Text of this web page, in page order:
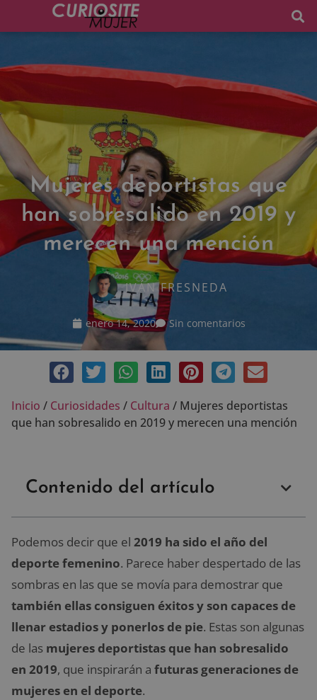
Mujeres deportistas que
han sobresalido en 2019 y
merecen una mención
IVÁN FRESNEDA
enero 14, 2020 Sin comentarios
Inicio / Curiosidades / Cultura / Mujeres deportistas
que han sobresalido en 2019 y merecen una mención
Contenido del artículo
Podemos decir que el 2019 ha sido el año del
deporte femenino. Parece haber despertado de las
sombras en las que se movía para demostrar que
también ellas consiguen éxitos y son capaces de
llenar estadios y ponerlos de pie. Estas son algunas
de las mujeres deportistas que han sobresalido
en 2019, que inspirarán a futuras generaciones de
mujeres en el deporte.